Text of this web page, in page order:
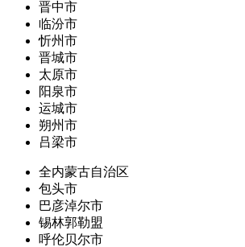
晋中市
临汾市
忻州市
晋城市
太原市
阳泉市
运城市
朔州市
吕梁市
全内蒙古自治区
包头市
巴彦淖尔市
锡林郭勒盟
呼伦贝尔市